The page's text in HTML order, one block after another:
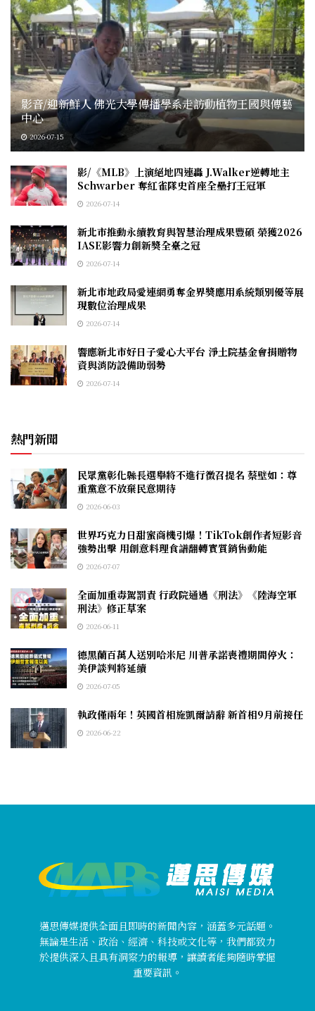
影音/迎新鮮人 佛光大學傳播學系走訪動植物王國與傳藝
中心
2026-07-15
影/《MLB》上演絕地四連轟 J.Ｗalker逆轉地主
Schwarber 奪紅雀隊史首座全壘打王冠軍
2026-07-14
新北市推動永續教育與智慧治理成果豐碩 榮獲2026
IASE影響力創新獎全臺之冠
2026-07-14
新北市地政局愛連網勇奪金界獎應用系統類別優等展
現數位治理成果
2026-07-14
響應新北市好日子愛心大平台 淨土院基金會捐贈物
資與消防設備助弱勢
2026-07-14
熱門新聞
民眾黨彰化縣長選舉將不進行徵召提名 蔡壁如：尊
重黨意不放棄民意期待
2026-06-03
世界巧克力日甜蜜商機引爆！TikTok創作者短影音
強勢出擊 用創意料理食譜翻轉實質銷售動能
2026-07-07
全面加重毒駕罰責 行政院通過《刑法》《陸海空軍
刑法》修正草案
2026-06-11
德黑蘭百萬人送別哈米尼 川普承諾喪禮期間停火：
美伊談判將延續
2026-07-05
執政僅兩年！英國首相施凱爾請辭 新首相9月前接任
2026-06-22
邁思傳媒提供全面且即時的新聞內容，涵蓋多元話題。
無論是生活、政治、經濟、科技或文化等，我們都致力
於提供深入且具有洞察力的報導，讓讀者能夠隨時掌握
重要資訊。